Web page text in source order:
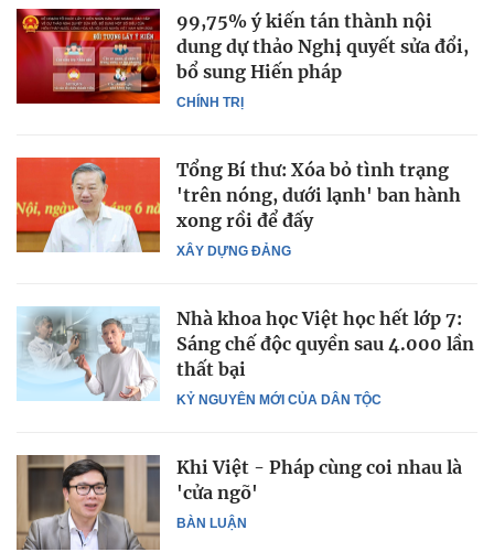
CHÍNH TRỊ
99,75% ý kiến tán thành nội
dung dự thảo Nghị quyết sửa đổi,
bổ sung Hiến pháp
XÂY DỰNG ĐẢNG
Tổng Bí thư: Xóa bỏ tình trạng
'trên nóng, dưới lạnh' ban hành
xong rồi để đấy
KỶ NGUYÊN MỚI CỦA DÂN TỘC
Nhà khoa học Việt học hết lớp 7:
Sáng chế độc quyền sau 4.000 lần
thất bại
BÀN LUẬN
Khi Việt - Pháp cùng coi nhau là
'cửa ngõ'